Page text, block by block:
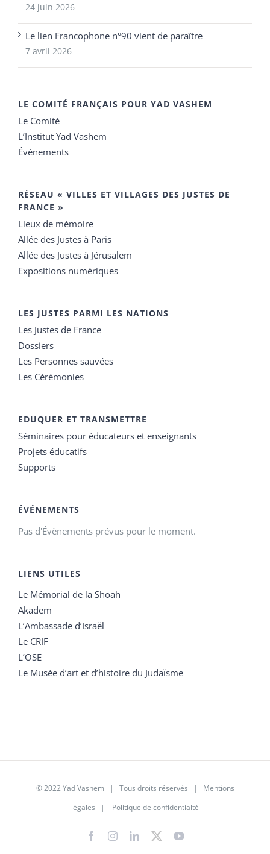
24 juin 2026
Le lien Francophone n°90 vient de paraître
7 avril 2026
LE COMITÉ FRANÇAIS POUR YAD VASHEM
Le Comité
L’Institut Yad Vashem
Événements
RÉSEAU « VILLES ET VILLAGES DES JUSTES DE
FRANCE »
Lieux de mémoire
Allée des Justes à Paris
Allée des Justes à Jérusalem
Expositions numériques
LES JUSTES PARMI LES NATIONS
Les Justes de France
Dossiers
Les Personnes sauvées
Les Cérémonies
EDUQUER ET TRANSMETTRE
Séminaires pour éducateurs et enseignants
Projets éducatifs
Supports
ÉVÉNEMENTS
Pas d'Évènements prévus pour le moment.
LIENS UTILES
Le Mémorial de la Shoah
Akadem
L’Ambassade d’Israël
Le CRIF
L’OSE
Le Musée d’art et d’histoire du Judaïsme
© 2022 Yad Vashem | Tous droits réservés | Mentions
légales | Politique de confidentialté
FacebookInstagramLinkedIn
X YouTube